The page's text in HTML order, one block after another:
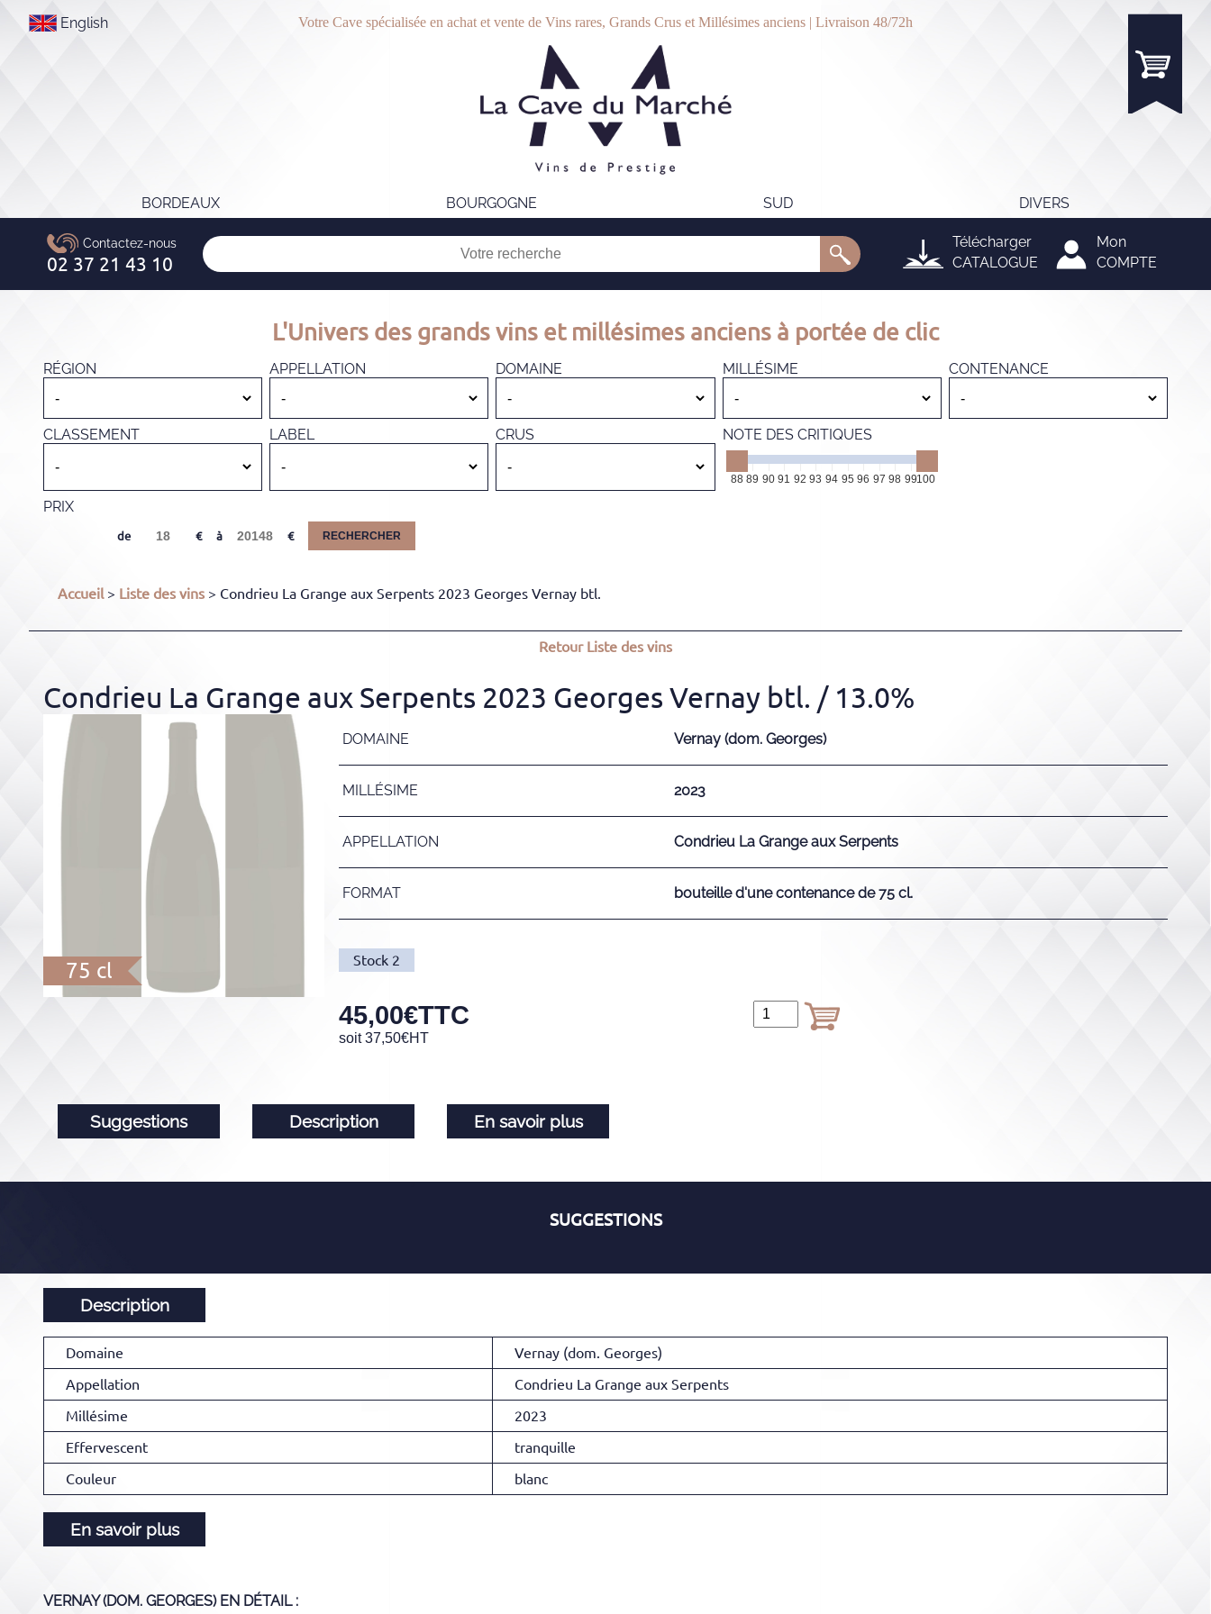
English Votre Cave spécialisée en achat et vente de Vins rares, Grands Crus et Millésimes anciens | Livraison 48/72h
BORDEAUX BOURGOGNE SUD DIVERS
Télécharger
CATALOGUE
Mon
COMPTE
L'Univers des grands vins et millésimes anciens à portée de clic
RÉGION APPELLATION DOMAINE MILLÉSIME CONTENANCE
CLASSEMENT LABEL CRUS NOTE DES CRITIQUES
88 89 90 91 92 93 94 95 96 97 98 99100
PRIX
de à RECHERCHER
Accueil> Liste des vins > Condrieu La Grange aux Serpents 2023 Georges Vernay btl.
RetourListe des vins
Condrieu La Grange aux Serpents 2023 Georges Vernay btl. / 13.0%
75 cl
DOMAINE Vernay (dom. Georges)
MILLÉSIME 2023
APPELLATION Condrieu La Grange aux Serpents
FORMAT bouteille d'une contenance de 75 cl.
Stock 2
45,00€TTC
soit 37,50€HT
Suggestions Description En savoir plus
SUGGESTIONS
Description
Domaine
Vernay (dom. Georges)
Appellation
Condrieu La Grange aux Serpents
Millésime
2023
Effervescent
tranquille
Couleur
blanc
En savoir plus
VERNAY (DOM. GEORGES)EN DÉTAIL :